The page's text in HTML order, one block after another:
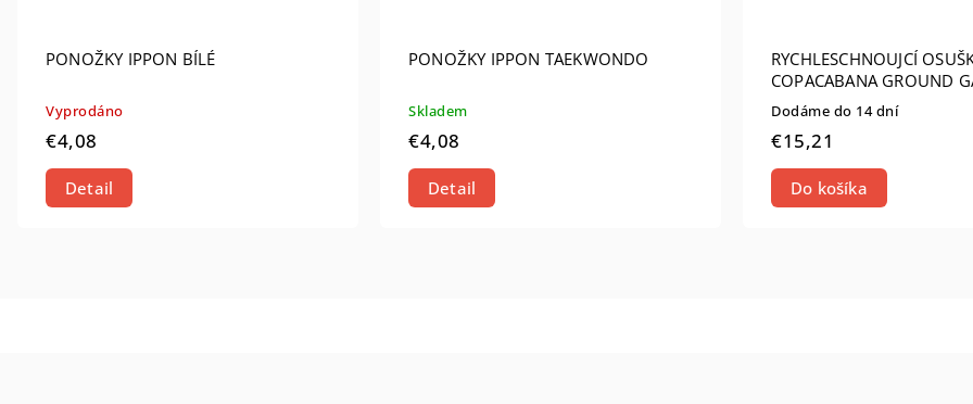
PONOŽKY IPPON BÍLÉ
Vyprodáno
€4,08
Detail
PONOŽKY IPPON TAEKWONDO
Skladem
€4,08
Detail
RYCHLESCHNOUJCÍ
COPACABANA GROUND
50X100 CM
Dodáme do 14 dní
€15,21
Do košíka